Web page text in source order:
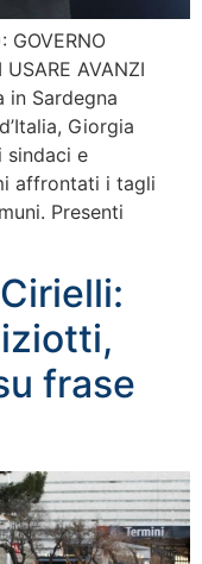
GOVERNO
AVANZI
in Sardegna
Giorgia
sindaci e
affrontati i tagli
Presenti
frase